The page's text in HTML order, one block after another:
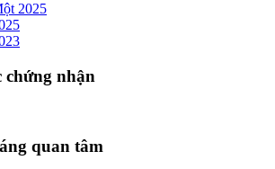
2025
nhận
quan tâm